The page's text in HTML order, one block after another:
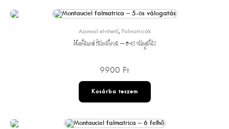
Azonnal elvihető, Falmatricák
Montauciel falmatrica – 5-ös válogatás
9900 Ft
Kosárba teszem